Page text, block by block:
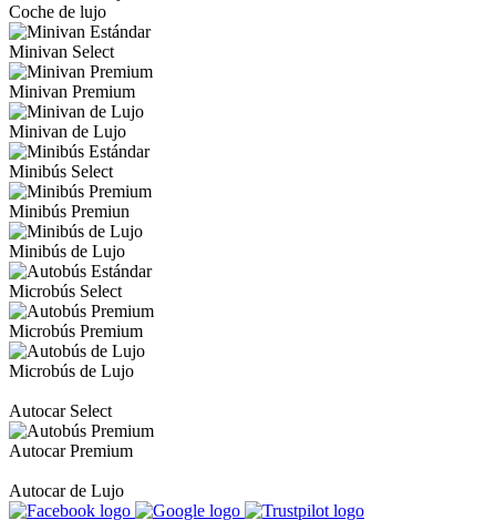
Coche de lujo
Minivan Select
Minivan Premium
Minivan de Lujo
Minibús Select
Minibús Premiun
Minibús de Lujo
Microbús Select
Microbús Premium
Microbús de Lujo
Autocar Select
Autocar Premium
Autocar de Lujo